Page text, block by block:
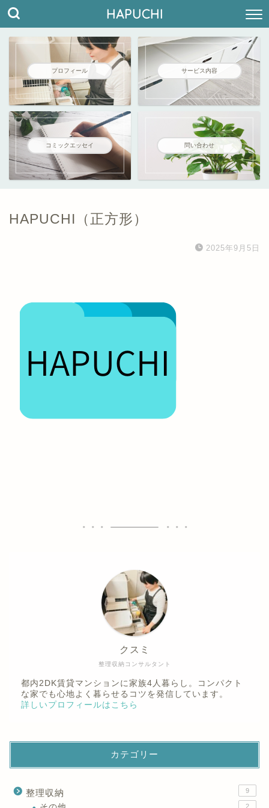
HAPUCHI
プロフィール サービス内容
コミックエッセイ 問い合わせ
HAPUCHI（正方形）
2025年9月5日
整理収納コンサルタント
クスミ
都内2DK賃貸マンションに家族4人暮らし。コンパクト
な家でも心地よく暮らせるコツを発信しています。
詳しいプロフィールはこちら
カテゴリー
整理収納 9
2